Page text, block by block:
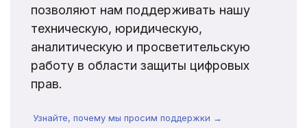
позволяют нам поддерживать нашу
техническую, юридическую,
аналитическую и просветительскую
работу в области защиты цифровых
прав.
Узнайте, почему мы просим поддержки →